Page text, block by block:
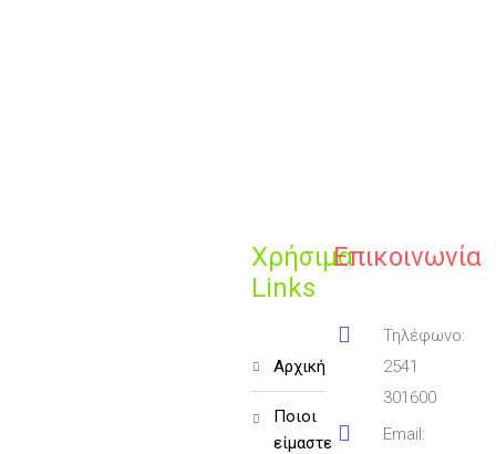
Χρήσιμα
Links
αρχική
ποιοι
είμαστε
Επικοινωνία
Τηλέφωνο:
2541
301600
Email: